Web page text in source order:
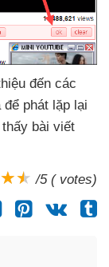
đến các
để phát lặp lại
bài viết
/5 ( votes)